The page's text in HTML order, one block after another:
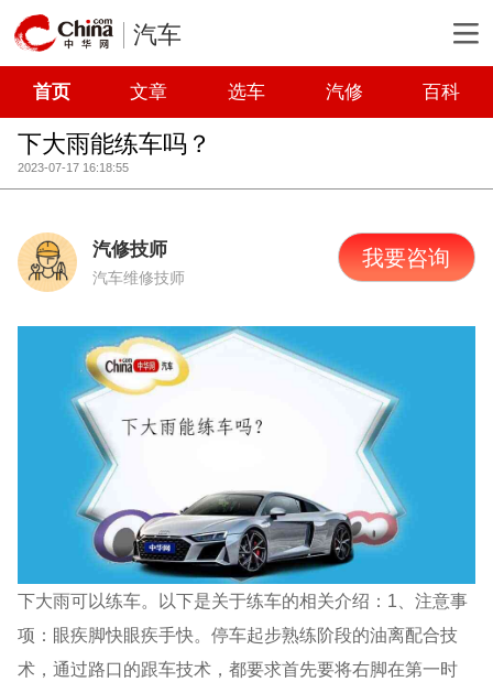
汽车
首页 文章 选车 汽修 百科
下大雨能练车吗？
2023-07-17 16:18:55
汽修技师
汽车维修技师
我要咨询
下大雨可以练车。以下是关于练车的相关介绍：1、注意事
项：眼疾脚快眼疾手快。停车起步熟练阶段的油离配合技
术，通过路口的跟车技术，都要求首先要将右脚在第一时